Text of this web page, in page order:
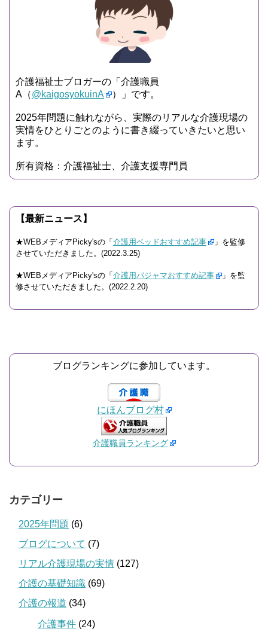
介護福祉士ブロガーの「介護職員
A（@kaigosyokuinA ）」です。
2025年問題に触れながら、実際のリアルな介護現場の
実情をひとりごとのように書き綴っていきたいと思い
ます。
所有資格：介護福祉士、介護支援専門員
【最新ニュース】
★WEBメディアPicky'sの「 介護用ベッドおすすめ記事
」を監修
させていただきました。(2022.3.25)
★WEBメディアPicky'sの「 介護用パジャマおすすめ記事
」を監
修させていただきました。(2022.2.20)
ブログランキングに参加しています。
にほんブログ村
介護職員ランキング
カテゴリー
2025年問題 (6)
ブログについて (7)
リアル介護現場の実情 (127)
介護の基礎知識 (69)
介護の報道 (34)
介護事件 (24)